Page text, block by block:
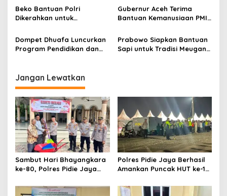
untuk Korban Banjir
Langkahan
Terima Bantuan
Beko Bantuan Polri
Dikerahkan untuk
Len Pipa Aceh Utara
Gubernur Aceh Terima
Bantuan Kemanusiaan PMI
Langsung oleh Jusuf Kalla
Aceh Utara
Dompet Dhuafa Luncurkan
Program Pendidikan dan
Prabowo Siapkan Bantuan
Sapi untuk Tradisi Meugang
Jangan Lewatkan
Sambut Hari Bhayangkara
ke-80, Polres Pidie Jaya
Sosial Wujud Kepedulian
Polres Pidie Jaya Berhasil
Amankan Puncak HUT ke-19,
Rayakan Pesta Rakyat